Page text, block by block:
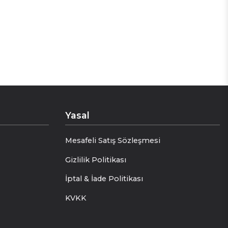
Yasal
Mesafeli Satış Sözleşmesi
Gizlilik Politikası
İptal & İade Politikası
KVKK